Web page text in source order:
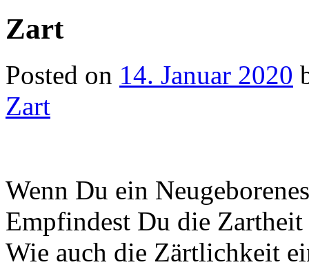
Zart
Posted on 14. Januar 2020
Zart
Wenn Du ein
Empfindest Du die Zartheit
Wie auch die Zärtlichkeit